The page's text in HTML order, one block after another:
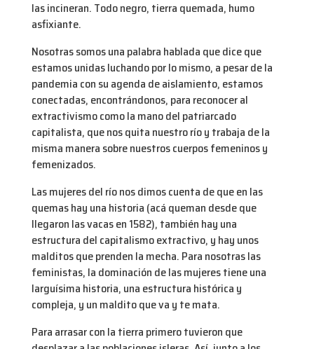
las incineran. Todo negro, tierra quemada, humo
asfixiante.
Nosotras somos una palabra hablada que dice que
estamos unidas luchando por lo mismo, a pesar de la
pandemia con su agenda de aislamiento, estamos
conectadas, encontrándonos, para reconocer al
extractivismo como la mano del patriarcado
capitalista, que nos quita nuestro río y trabaja de la
misma manera sobre nuestros cuerpos femeninos y
femenizados.
Las mujeres del río nos dimos cuenta de que en las
quemas hay una historia (acá queman desde que
llegaron las vacas en 1582), también hay una
estructura del capitalismo extractivo, y hay unos
malditos que prenden la mecha. Para nosotras las
feministas, la dominación de las mujeres tiene una
larguísima historia, una estructura histórica y
compleja, y un maldito que va y te mata.
Para arrasar con la tierra primero tuvieron que